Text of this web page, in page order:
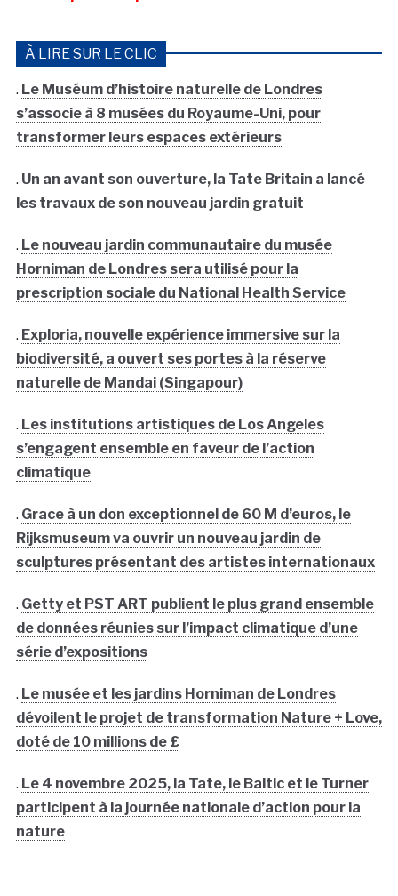
À LIRE SUR LE CLIC
. Le Muséum d’histoire naturelle de Londres
s’associe à 8 musées du Royaume-Uni, pour
transformer leurs espaces extérieurs
. Un an avant son ouverture, la Tate Britain a lancé
les travaux de son nouveau jardin gratuit
. Le nouveau jardin communautaire du musée
Horniman de Londres sera utilisé pour la
prescription sociale du National Health Service
. Exploria, nouvelle expérience immersive sur la
biodiversité, a ouvert ses portes à la réserve
naturelle de Mandai (Singapour)
. Les institutions artistiques de Los Angeles
s’engagent ensemble en faveur de l’action
climatique
. Grace à un don exceptionnel de 60 M d’euros, le
Rijksmuseum va ouvrir un nouveau jardin de
sculptures présentant des artistes internationaux
. Getty et PST ART publient le plus grand ensemble
de données réunies sur l’impact climatique d’une
série d’expositions
. Le musée et les jardins Horniman de Londres
dévoilent le projet de transformation Nature + Love,
doté de 10 millions de £
. Le 4 novembre 2025, la Tate, le Baltic et le Turner
participent à la journée nationale d’action pour la
nature